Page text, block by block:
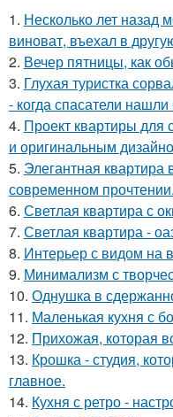
1. Несколько лет
виноват, въехал в
2. Вечер пятницы, как
3. Глухая туристка
- когда спасатели
4. Проект квартиры
и оригинальным
5. Элегантная квартира
современном прочтении.
6. Светлая квартира с
7. Светлая квартира -
8. Интерьер с видом на
9. Минимализм с
10. Однушка в
11. Маленькая кухня с
12. Прихожая, которая
13. Крошка - студия,
главное.
14. Кухня с ретро -